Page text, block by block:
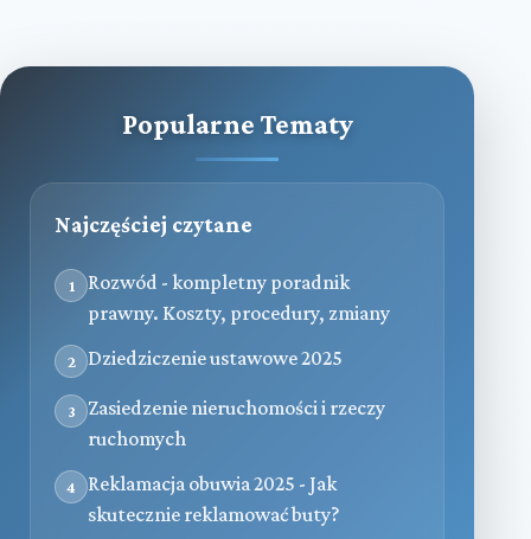
Popularne Tematy
Najczęściej czytane
1
Rozwód - kompletny poradnik
prawny. Koszty, procedury, zmiany
2 Dziedziczenie ustawowe 2025
3
Zasiedzenie nieruchomości i rzeczy
ruchomych
4
Reklamacja obuwia 2025 - Jak
skutecznie reklamować buty?